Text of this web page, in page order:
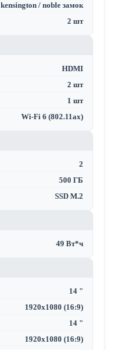
kensington / noble замок
2 шт
HDMI
2 шт
1 шт
Wi-Fi 6 (802.11ax)
2
500 ГБ
SSD M.2
49 Вт*ч
14 "
1920x1080 (16:9)
14 "
1920x1080 (16:9)